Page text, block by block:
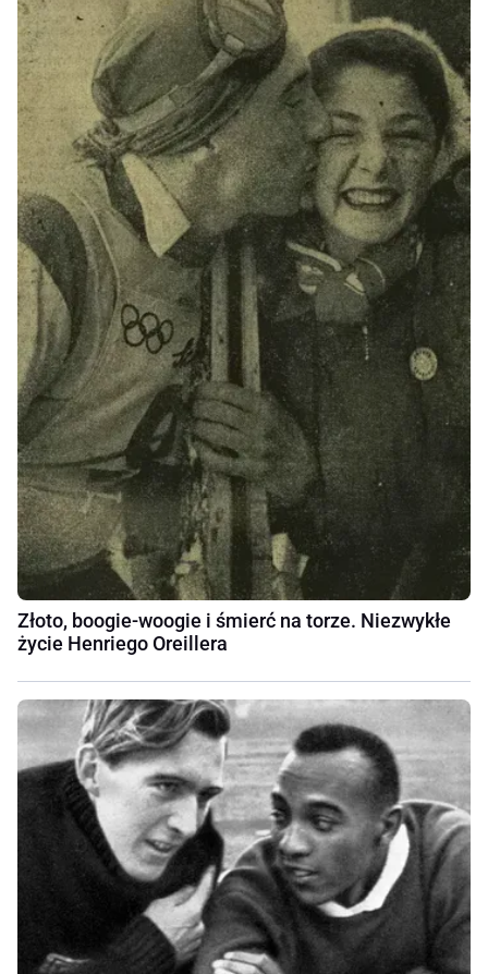
Złoto, boogie-woogie i śmierć na torze. Niezwykłe
życie Henriego Oreillera